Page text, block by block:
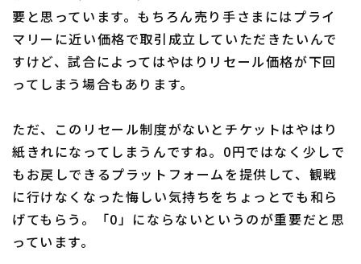
要と思っています。もちろん売り手さまにはプライ
マリーに近い価格で取引成立していただきたいんで
すけど、試合によってはやはりリセール価格が下回
ってしまう場合もあります。
ただ、このリセール制度がないとチケットはやはり
紙きれになってしまうんですね。0円ではなく少しで
もお戻しできるプラットフォームを提供して、観戦
に行けなくなった悔しい気持ちをちょっとでも和ら
げてもらう。「0」にならないというのが重要だと思
っています。